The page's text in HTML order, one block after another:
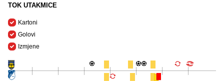
TOK UTAKMICE
Kartoni
Golovi
Izmjene